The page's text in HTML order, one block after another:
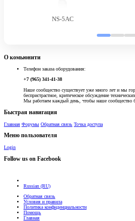
NS-5AC
О комьюнити
Телефон заказа оборудования:
+7 (965) 341-41-38
Наше сообщество существует уже много лет и мы
беспристрастное, критическое обсуждение
Мы работаем каждый день, чтобы наше сообщество
Быстрая навигация
Главная Форумы Обратная связь Точка доступа
Меню пользователя
Login
Follow us on Facebook
Russian (RU)
Обратная связь
Условия и правила
Политика конфиденциальности
Помощь
Главная